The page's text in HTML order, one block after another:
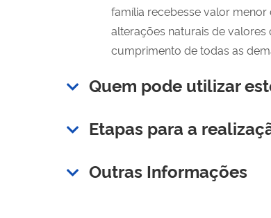
família recebesse valor menor
alterações naturais de
cumprimento de todas as
Quem pode utilizar
Etapas para a
Outras Informações